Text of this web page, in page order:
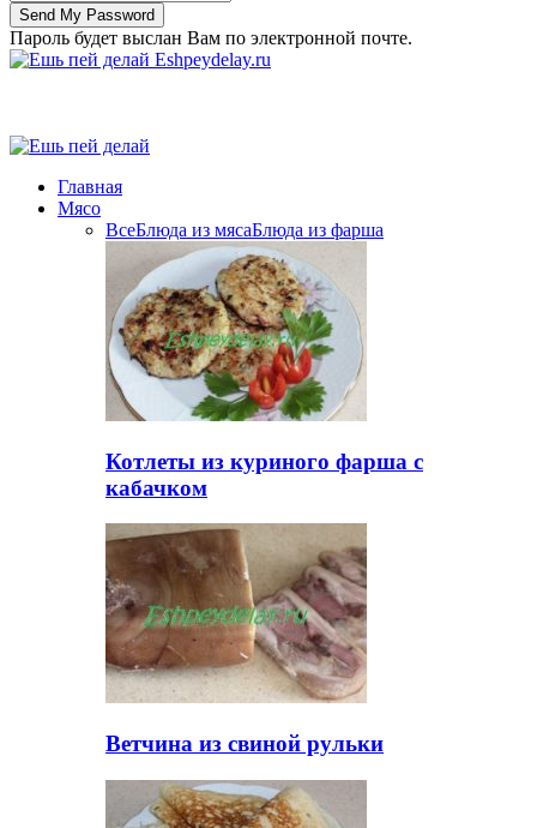
Пароль будет выслан Вам по электронной почте.
Eshpeydelay.ru
Главная
Мясо
ВсеБлюда из мясаБлюда из фарша
Котлеты из куриного фарша с
кабачком
Ветчина из свиной рульки